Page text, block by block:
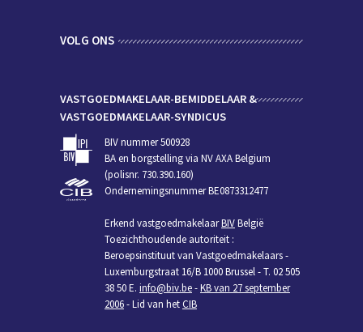
VOLG ONS
VASTGOEDMAKELAAR-BEMIDDELAAR &
VASTGOEDMAKELAAR-SYNDICUS
BIV nummer 500928
BA en borgstelling via NV AXA Belgium
(polisnr. 730.390.160)
Ondernemingsnummer BE0873312477
Erkend vastgoedmakelaarBIVBelgië
Toezichthoudende autoriteit :
Beroepsinstituut van Vastgoedmakelaars -
Luxemburgstraat 16/B 1000 Brussel - T. 02 505
38 50 E. info@biv.be-KB van 27 september
2006- Lid van hetCIB